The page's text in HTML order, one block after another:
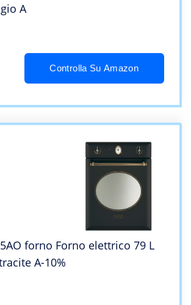
A
Controlla Su Amazon
forno Forno elettrico 79 L
A-10%